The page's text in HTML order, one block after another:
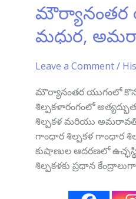
మౌర్యానంతర
మధుర,
Leave a Comment/
మౌర్యానంతర యుగంలో
శిల్పకళారంగంలో
శిల్పకళ మరియు
గాంధార శిల్పకళ గాంధార
కుషాణుల ఆదరణలో
శిల్పకళకు ప్రధాన
మౌర్యానంతర
యుగంలో
కళల
–
మధుర,
అమరావతి
శిల్పకళలు
(Part-
4)